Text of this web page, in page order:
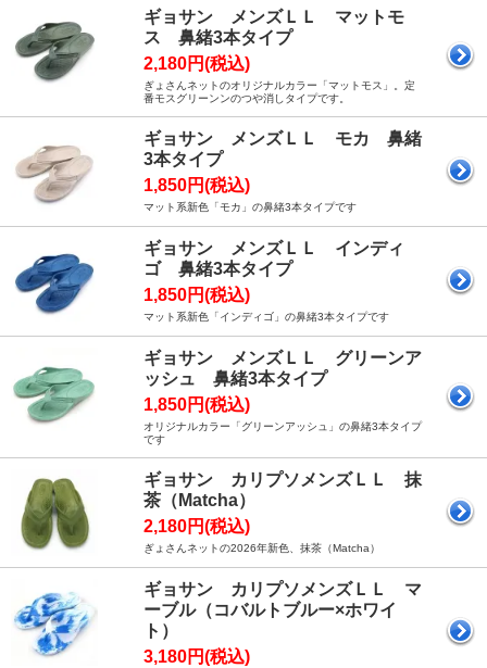
ギョサン メンズＬＬ マットモ
ス 鼻緒3本タイプ
2,180円(税込)
ぎょさんネットのオリジナルカラー「マットモス」。定
番モスグリーンンのつや消しタイプです。
ギョサン メンズＬＬ モカ 鼻緒
3本タイプ
1,850円(税込)
マット系新色「モカ」の鼻緒3本タイプです
ギョサン メンズＬＬ インディ
ゴ 鼻緒3本タイプ
1,850円(税込)
マット系新色「インディゴ」の鼻緒3本タイプです
ギョサン メンズＬＬ グリーンア
ッシュ 鼻緒3本タイプ
1,850円(税込)
オリジナルカラー「グリーンアッシュ」の鼻緒3本タイプ
です
ギョサン カリプソメンズＬＬ 抹
茶（Matcha）
2,180円(税込)
ぎょさんネットの2026年新色、抹茶（Matcha）
ギョサン カリプソメンズＬＬ マ
ーブル（コバルトブルー×ホワイ
ト）
3,180円(税込)